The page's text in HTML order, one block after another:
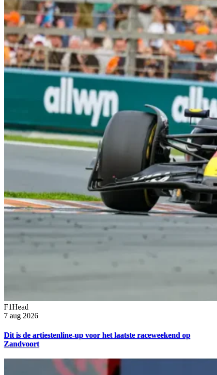
F1Head
7 aug 2026
Dit is de artiestenline-up voor het laatste raceweekend op
Zandvoort